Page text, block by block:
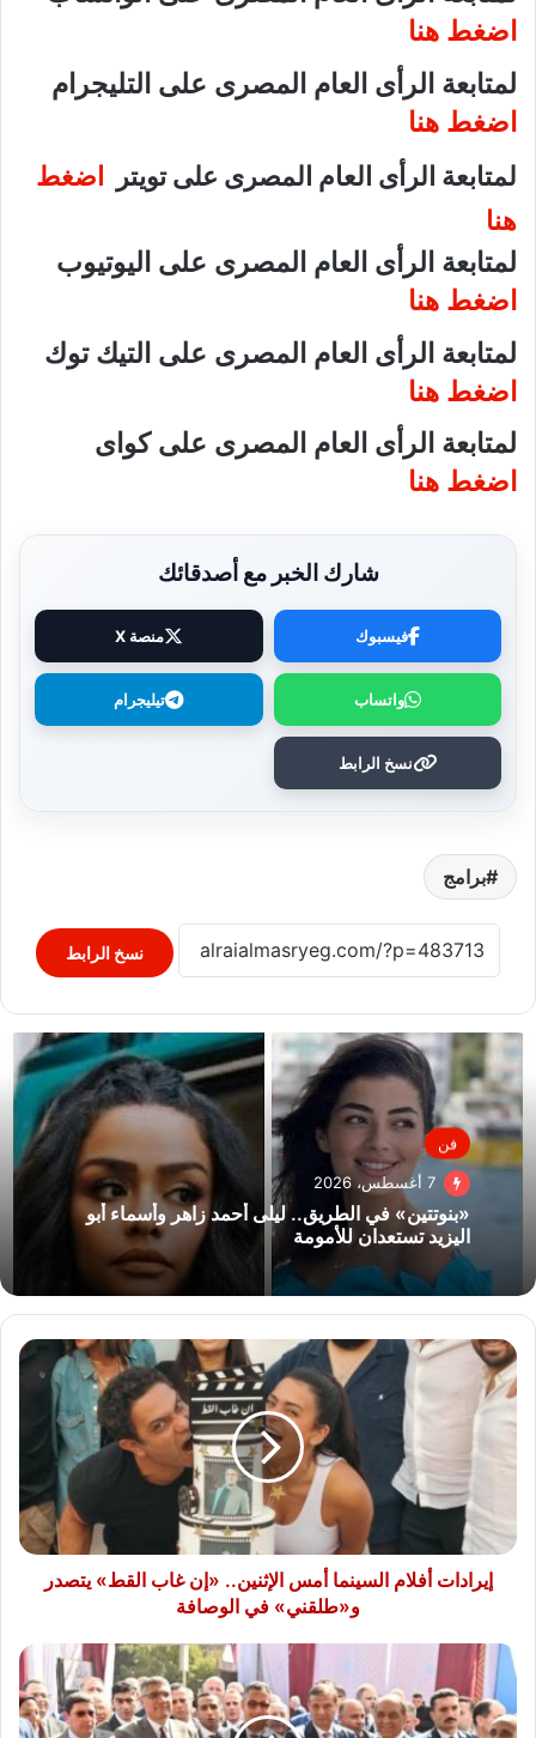
اضغط هنا
لمتابعة الرأى العام المصرى على التليجرام
اضغط هنا
لمتابعة الرأى العام المصرى على تويتر
اضغط
هنا
لمتابعة الرأى العام المصرى على اليوتيوب
اضغط هنا
لمتابعة الرأى العام المصرى على التيك توك
اضغط هنا
لمتابعة الرأى العام المصرى على كواى
اضغط هنا
شارك الخبر مع أصدقائك
فيسبوك منصة X
واتساب تيليجرام
نسخ الرابط
برامج
نسخ الرابط
فن
7 أغسطس، 2026
«بنوتتين» في الطريق.. ليلى أحمد زاهر وأسماء أبو
اليزيد تستعدان للأمومة
إيرادات
أفلام
السينما
أمس
الإثنين..
القط»
يتصدر
و«طلقني»
إيرادات أفلام السينما أمس الإثنين.. «إن غاب القط» يتصدر
و«طلقني» في الوصافة
وزير
الزراعة
يفتتح
معرض